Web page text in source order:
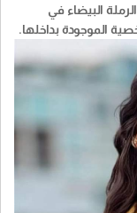
البيضاء في
الموجودة بداخلها.